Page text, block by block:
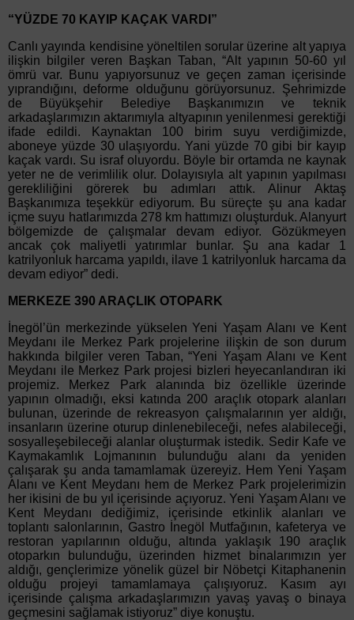
“YÜZDE 70 KAYIP KAÇAK VARDI”
Canlı yayında kendisine yöneltilen sorular üzerine alt yapıya
ilişkin bilgiler veren Başkan Taban, “Alt yapının 50-60 yıl
ömrü var. Bunu yapıyorsunuz ve geçen zaman içerisinde
yıprandığını, deforme olduğunu görüyorsunuz. Şehrimizde
de Büyükşehir Belediye Başkanımızın ve teknik
arkadaşlarımızın aktarımıyla altyapının yenilenmesi gerektiği
ifade edildi. Kaynaktan 100 birim suyu verdiğimizde,
aboneye yüzde 30 ulaşıyordu. Yani yüzde 70 gibi bir kayıp
kaçak vardı. Su israf oluyordu. Böyle bir ortamda ne kaynak
yeter ne de verimlilik olur. Dolayısıyla alt yapının yapılması
gerekliliğini görerek bu adımları attık. Alinur Aktaş
Başkanımıza teşekkür ediyorum. Bu süreçte şu ana kadar
içme suyu hatlarımızda 278 km hattımızı oluşturduk. Alanyurt
bölgemizde de çalışmalar devam ediyor. Gözükmeyen
ancak çok maliyetli yatırımlar bunlar. Şu ana kadar 1
katrilyonluk harcama yapıldı, ilave 1 katrilyonluk harcama da
devam ediyor” dedi.
MERKEZE 390 ARAÇLIK OTOPARK
İnegöl’ün merkezinde yükselen Yeni Yaşam Alanı ve Kent
Meydanı ile Merkez Park projelerine ilişkin de son durum
hakkında bilgiler veren Taban, “Yeni Yaşam Alanı ve Kent
Meydanı ile Merkez Park projesi bizleri heyecanlandıran iki
projemiz. Merkez Park alanında biz özellikle üzerinde
yapının olmadığı, eksi katında 200 araçlık otopark alanları
bulunan, üzerinde de rekreasyon çalışmalarının yer aldığı,
insanların üzerine oturup dinlenebileceği, nefes alabileceği,
sosyalleşebileceği alanlar oluşturmak istedik. Sedir Kafe ve
Kaymakamlık Lojmanının bulunduğu alanı da yeniden
çalışarak şu anda tamamlamak üzereyiz. Hem Yeni Yaşam
Alanı ve Kent Meydanı hem de Merkez Park projelerimizin
her ikisini de bu yıl içerisinde açıyoruz. Yeni Yaşam Alanı ve
Kent Meydanı dediğimiz, içerisinde etkinlik alanları ve
toplantı salonlarının, Gastro İnegöl Mutfağının, kafeterya ve
restoran yapılarının olduğu, altında yaklaşık 190 araçlık
otoparkın bulunduğu, üzerinden hizmet binalarımızın yer
aldığı, gençlerimize yönelik güzel bir Nöbetçi Kitaphanenin
olduğu projeyi tamamlamaya çalışıyoruz. Kasım ayı
içerisinde çalışma arkadaşlarımızın yavaş yavaş o binaya
geçmesini sağlamak istiyoruz” diye konuştu.